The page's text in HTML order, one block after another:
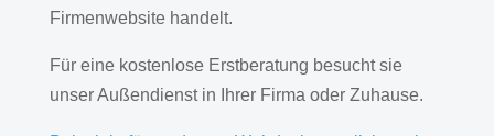
Firmenwebsite handelt.
Für eine kostenlose Erstberatung besucht sie
unser Außendienst in Ihrer Firma oder Zuhause.